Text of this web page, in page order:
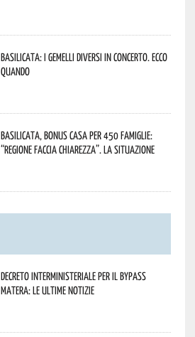
Basilicata: i Gemelli DiVersi in concerto. Ecco
quando
Basilicata, Bonus casa per 450 famiglie:
“Regione faccia chiarezza”. La situazione
Decreto interministeriale per il Bypass
Matera: le ultime notizie